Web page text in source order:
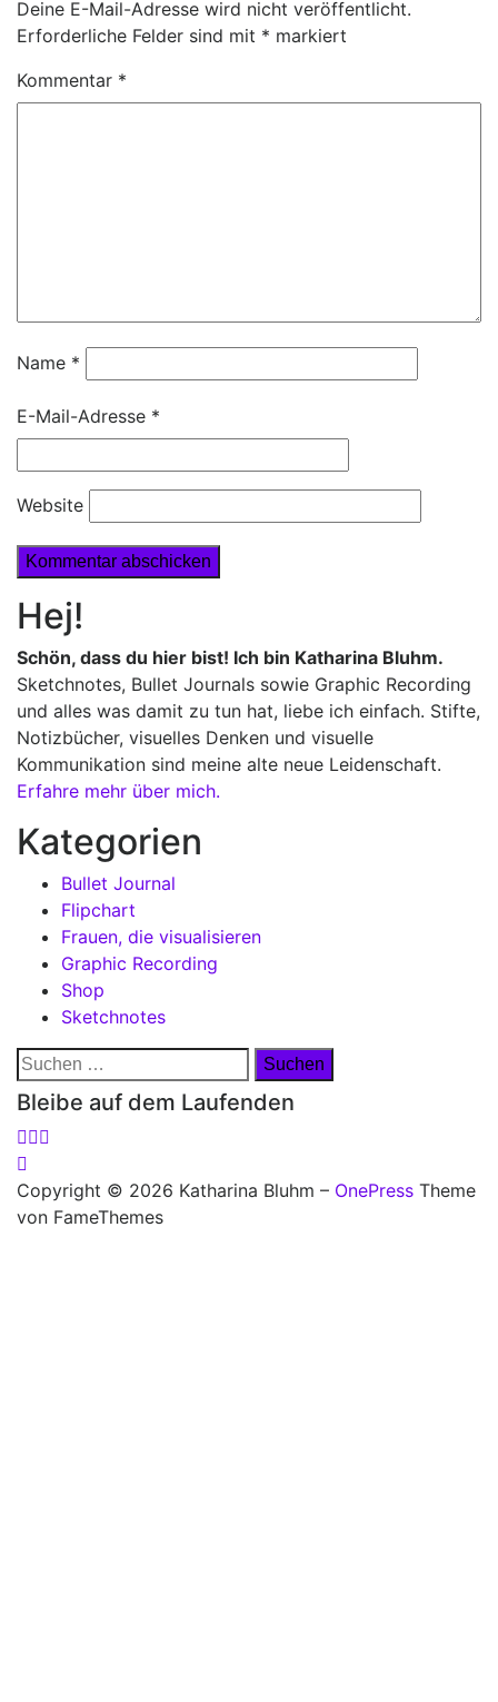
Deine E-Mail-Adresse wird nicht veröffentlicht.
Erforderliche Felder sind mit * markiert
Kommentar *
Name *
E-Mail-Adresse *
Website
Hej!
Schön, dass du hier bist! Ich bin Katharina Bluhm.
Sketchnotes, Bullet Journals sowie Graphic Recording
und alles was damit zu tun hat, liebe ich einfach. Stifte,
Notizbücher, visuelles Denken und visuelle
Kommunikation sind meine alte neue Leidenschaft.
Erfahre mehr über mich.
Kategorien
Bullet Journal
Flipchart
Frauen, die visualisieren
Graphic Recording
Shop
Sketchnotes
Suchen
nach:
Bleibe auf dem Laufenden
Copyright © 2026 Katharina Bluhm – OnePress Theme
von FameThemes